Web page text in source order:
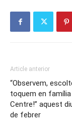
Article anterior
“Observem,
toquem en família
Centre!” aquest
de febrer